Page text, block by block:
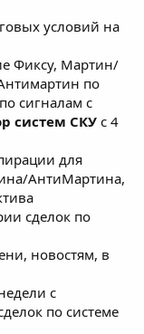
условий на
Фиксу, Мартин/
по
сигналам с
систем СКУс 4
для
АнтиМартина,
сделок по
новостям, в
с
по системе